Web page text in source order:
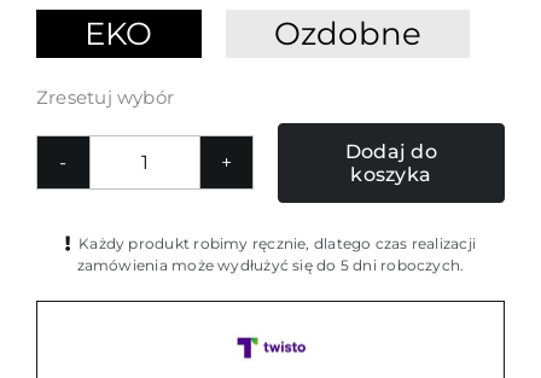
EKO Ozdobne
Zresetuj wybór
ilość
do
telefonu
Dodaj do
koszyka
Każdy produkt robimy ręcznie, dlatego czas realizacji
zamówienia może wydłużyć się do 5 dni roboczych.